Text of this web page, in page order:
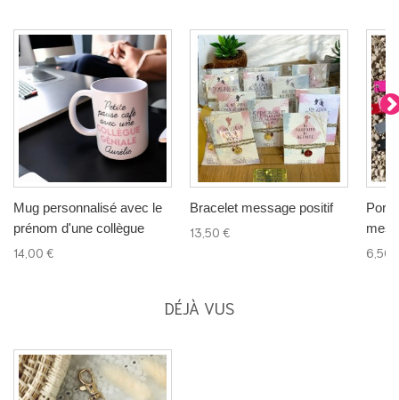
Mug personnalisé avec le
prénom d'une collègue
14,00 €
Bracelet message positif
13,50 €
6,50
DÉJÀ VUS